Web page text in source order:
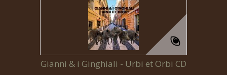
Gianni & i Ginghiali - Urbi et Orbi CD